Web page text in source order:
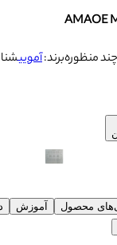
برند:آمویی
محصول آموزش